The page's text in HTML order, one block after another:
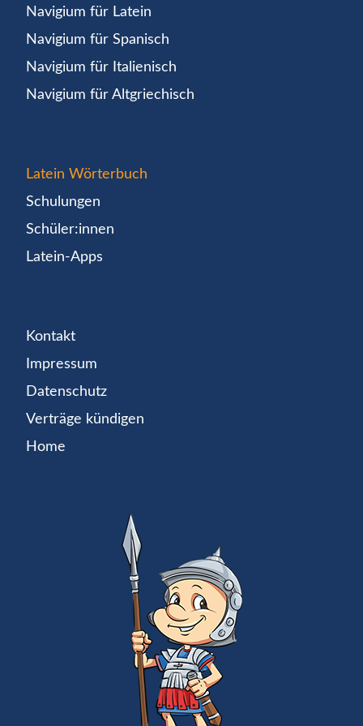
Navigium für Latein
Navigium für Spanisch
Navigium für Italienisch
Navigium für Altgriechisch
Latein Wörterbuch
Schulungen
Schüler:innen
Latein-Apps
Kontakt
Impressum
Datenschutz
Verträge kündigen
Home